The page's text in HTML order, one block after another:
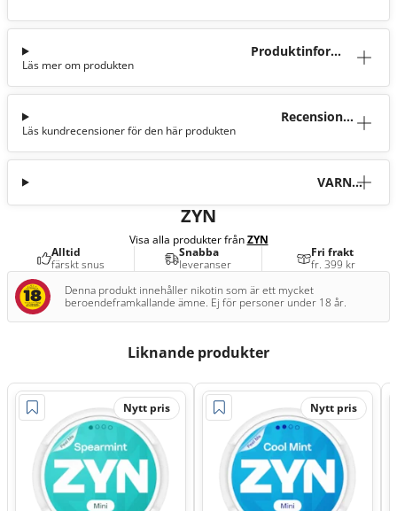
Produktinforma
Läs mer om produkten
Recensioner
Läs kundrecensioner för den här produkten
VARNI
ZYN
Visa alla produkter frånZYN
Alltid
färskt snus
Snabba
leveranser
Fri frakt
fr. 399 kr
Denna produkt innehåller nikotin som är ett mycket
beroendeframkallande ämne. Ej för personer under 18 år.
Liknande produkter
Nytt pris Nytt pris